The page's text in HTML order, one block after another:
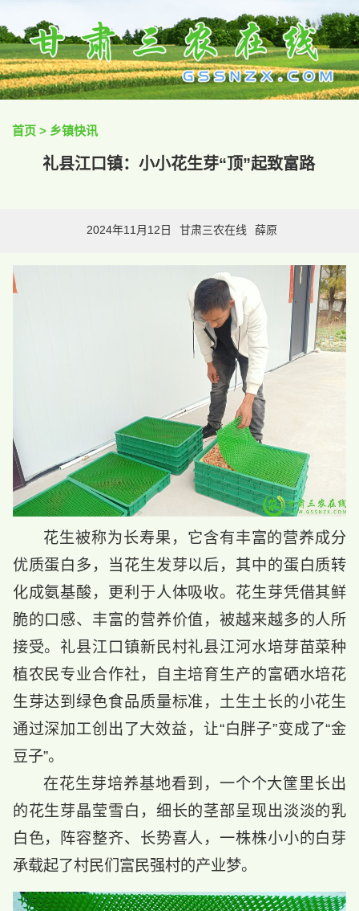
首页 > 乡镇快讯
礼县江口镇：小小花生芽“顶”起致富路
2024年11月12日 甘肃三农在线 薛原
花生被称为长寿果，它含有丰富的营养成分
优质蛋白多，当花生发芽以后，其中的蛋白质转
化成氨基酸，更利于人体吸收。花生芽凭借其鲜
脆的口感、丰富的营养价值，被越来越多的人所
接受。礼县江口镇新民村礼县江河水培芽苗菜种
植农民专业合作社，自主培育生产的富硒水培花
生芽达到绿色食品质量标准，土生土长的小花生
通过深加工创出了大效益，让“白胖子”变成了“金
豆子”。
在花生芽培养基地看到，一个个大筐里长出
的花生芽晶莹雪白，细长的茎部呈现出淡淡的乳
白色，阵容整齐、长势喜人，一株株小小的白芽
承载起了村民们富民强村的产业梦。